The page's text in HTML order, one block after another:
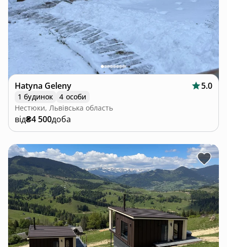
Hatyna Geleny 5.0
1 будинок
4 особи
Нестюки, Львівська область
від₴4 500доба